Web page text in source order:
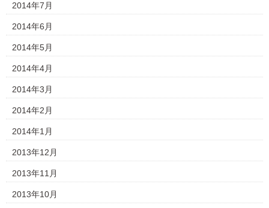
2014年7月
2014年6月
2014年5月
2014年4月
2014年3月
2014年2月
2014年1月
2013年12月
2013年11月
2013年10月